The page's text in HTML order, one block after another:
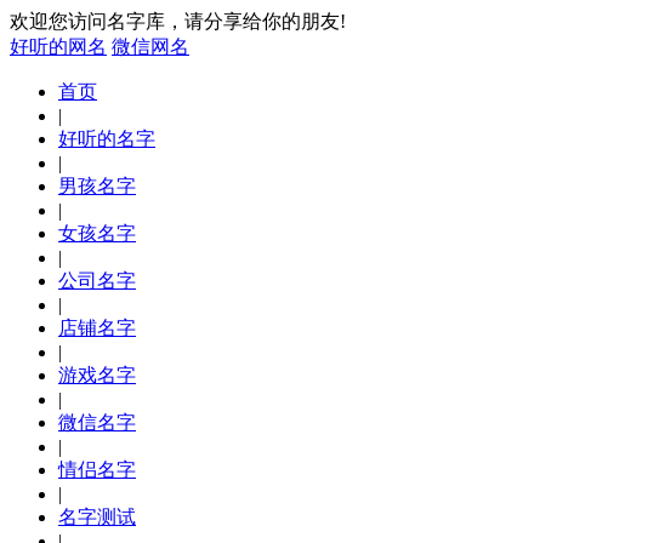
欢迎您访问名字库，请分享给你的朋友!
好听的网名 微信网名
首页
|
好听的名字
|
男孩名字
|
女孩名字
|
公司名字
|
店铺名字
|
游戏名字
|
微信名字
|
情侣名字
|
名字测试